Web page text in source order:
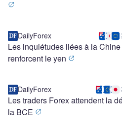
DailyForex
Les inquiétudes liées à la Chine
renforcent le yen
DailyForex
Les traders Forex attendent la
la BCE